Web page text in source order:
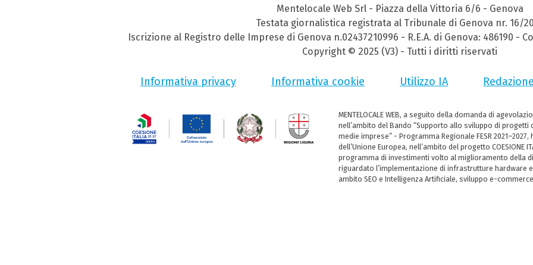
Mentelocale Web Srl - Piazza della Vittoria 6/6 - Genova
Testata giornalistica registrata al Tribunale di Genova nr. 16/
Iscrizione al Registro delle Imprese di Genova n.02437210996 - R.E.A. di Genova: 486190 -
Copyright © 2025 (V3) - Tutti i diritti riservati
Informativa privacy Informativa cookie Utilizzo IA Redazione
MENTELOCALE WEB, a seguito della domanda di
nell’ambito del Bando “Supporto allo sviluppo di
medie imprese” - Programma Regionale FESR
dell’Unione Europea, nell’ambito del progetto COESIONE
programma di investimenti volto al miglioramento della
riguardato l’implementazione di infrastrutture hardware
ambito SEO e Intelligenza Artificiale, sviluppo e-commerce